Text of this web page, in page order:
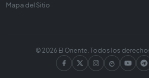
Mapa del Sitio
© 2026 El Oriente. Todos los